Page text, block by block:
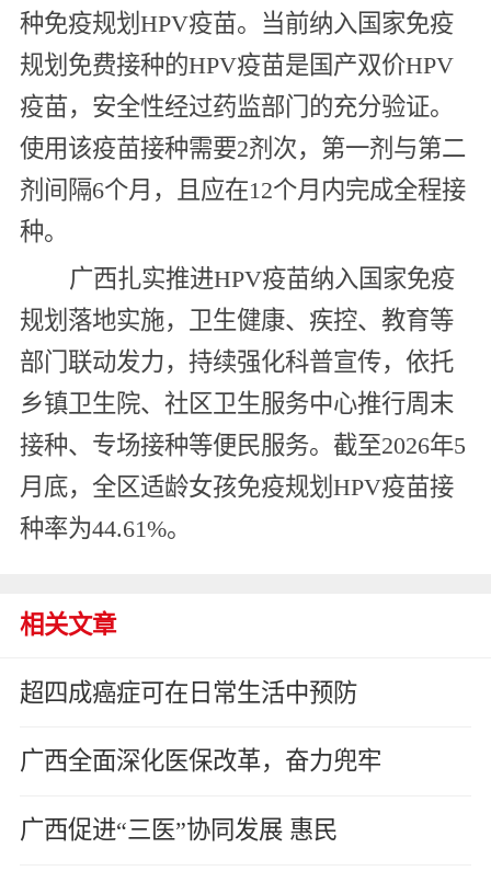
种免疫规划HPV疫苗。当前纳入国家免疫
规划免费接种的HPV疫苗是国产双价HPV
疫苗，安全性经过药监部门的充分验证。
使用该疫苗接种需要2剂次，第一剂与第二
剂间隔6个月，且应在12个月内完成全程接
种。
广西扎实推进HPV疫苗纳入国家免疫
规划落地实施，卫生健康、疾控、教育等
部门联动发力，持续强化科普宣传，依托
乡镇卫生院、社区卫生服务中心推行周末
接种、专场接种等便民服务。截至2026年5
月底，全区适龄女孩免疫规划HPV疫苗接
种率为44.61%。
相关文章
超四成癌症可在日常生活中预防
广西全面深化医保改革，奋力兜牢
广西促进“三医”协同发展 惠民